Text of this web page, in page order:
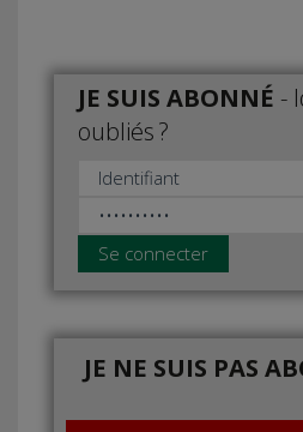
JE SUIS ABONNÉ -
oubliés ?
Se connecter
JE NE SUIS PAS